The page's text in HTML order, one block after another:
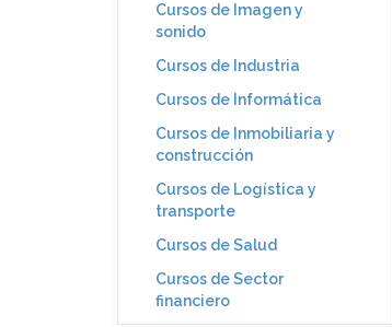
Cursos de Imagen y
sonido
Cursos de Industria
Cursos de Informática
Cursos de Inmobiliaria y
construcción
Cursos de Logística y
transporte
Cursos de Salud
Cursos de Sector
financiero